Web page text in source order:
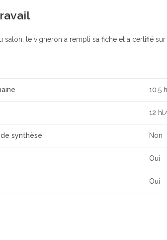
salon, le vigneron a rempli sa fiche et a certifié
10.5
12
synthèse Non
Oui
Oui